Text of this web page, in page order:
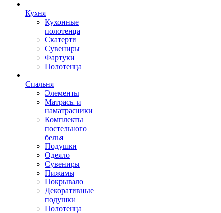
Кухня
Кухонные
полотенца
Скатерти
Сувениры
Фартуки
Полотенца
Спальня
Элементы
Матрасы и
наматрасники
Комплекты
постельного
белья
Подушки
Одеяло
Сувениры
Пижамы
Покрывало
Декоративные
подушки
Полотенца